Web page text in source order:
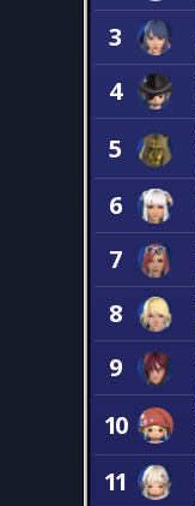
3
4
5
6
7
8
9
10
11